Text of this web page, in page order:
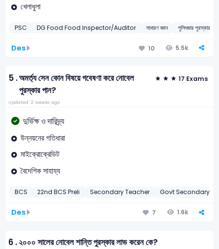
খেলাধুলা
PSC DG Food Food Inspector/Auditor সাধারণ জ্ঞান পুলিৎজার পুরস্কার
Des 10 5.5k
5 .অমর্ত্য সেন কোন বিষয়ে গবেষণা করে নোবেল
পুরস্কার পান?
17 Exams
Updated: 2 weeks ago
দুর্ভিক্ষ ও দারিদ্র্য
উন্নয়নের গতিধারা
মাইক্রোক্রেডিট
বৈদেশিক সাহায্য
BCS 22nd BCS Preli Secondary Teacher Govt Secondary
Des 7 1.6k
6 .২০০০ সালের নোবেল শান্তি পুরস্কার লাভ করেন কে?